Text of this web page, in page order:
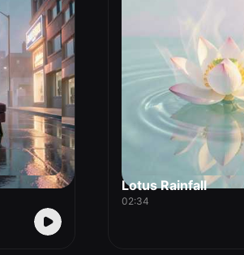
Lotus Rainfall
02:34